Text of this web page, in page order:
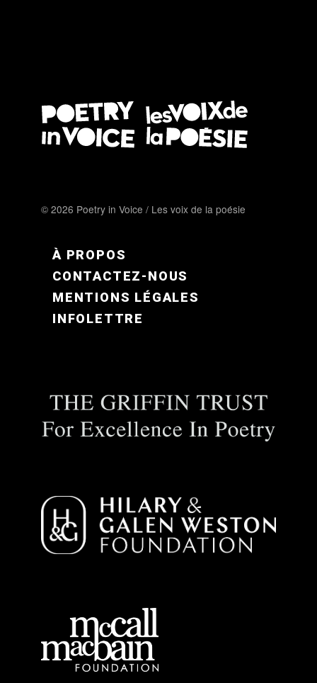
© 2026 Poetry in Voice / Les voix de la poésie
FOOTER MENU FR
À PROPOS
CONTACTEZ-NOUS
MENTIONS LÉGALES
INFOLETTRE